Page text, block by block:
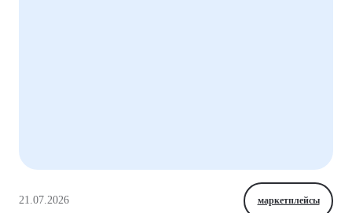
21.07.2026 маркетплейсы